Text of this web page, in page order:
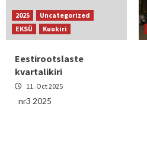
2025
Uncategorized
EKSÜ
Kuukiri
Eestirootslaste
kvartalikiri
11. Oct 2025
nr3 2025